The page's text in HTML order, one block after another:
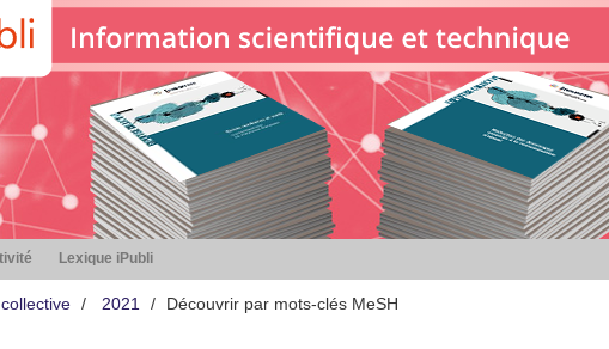
Lexique iPubli
2021 Découvrir par mots-clés MeSH